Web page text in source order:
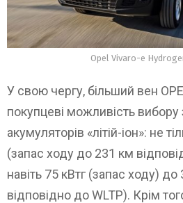
Opel Vivaro-e
У свою чергу, більший вен
покупцеві можливість вибору
акумуляторів «літій-іон»: не
(запас ходу до 231 км
навіть 75 кВтг (запас ходу) до
відповідно до WLTP). Крім